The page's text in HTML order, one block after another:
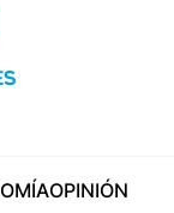
OPINIÓN